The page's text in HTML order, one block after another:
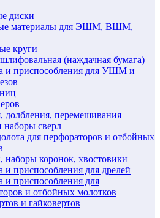
диски
материалы для ЭШМ, ВШМ,
круги
(наждачная бумага)
и приспособления для УШМ и
долбления, перемешивания
наборы сверл
для перфораторов и отбойных
наборы коронок, хвостовики
и приспособления для дрелей
и приспособления для
и отбойных молотков
и гайковертов